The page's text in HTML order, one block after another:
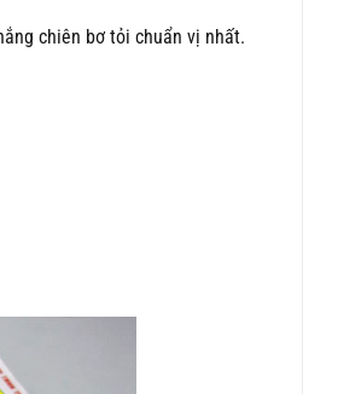
chiên bơ tỏi chuẩn vị nhất.